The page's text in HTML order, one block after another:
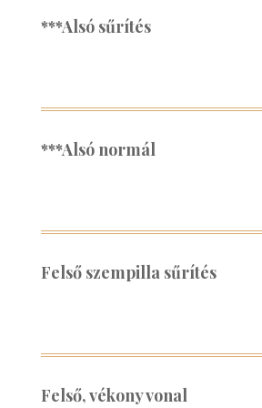
***Alsó sűrítés
***Alsó normál
Felső szempilla sűrítés
Felső, vékony vonal